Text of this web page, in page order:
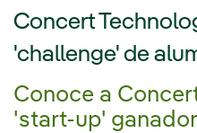
Concert
'challenge' de
Conoce a
'start-up'